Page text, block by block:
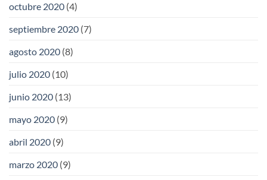
octubre 2020 (4)
septiembre 2020 (7)
agosto 2020 (8)
julio 2020 (10)
junio 2020 (13)
mayo 2020 (9)
abril 2020 (9)
marzo 2020 (9)